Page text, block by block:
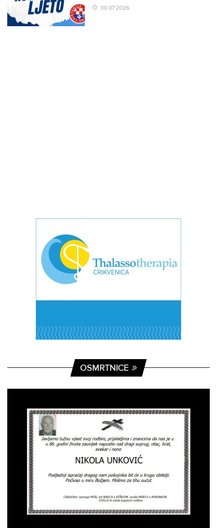
30.07.2026
OSMRTNICE